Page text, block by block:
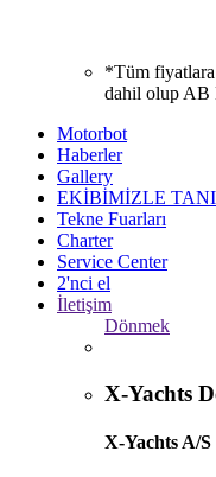
*Tüm
dahil olup AB
Motorbot
Haberler
Gallery
EKİBİMİZLE
Tekne Fuarları
Charter
Service Center
2'nci el
İletişim
Dönmek
X-Yachts
X-Yachts A/S